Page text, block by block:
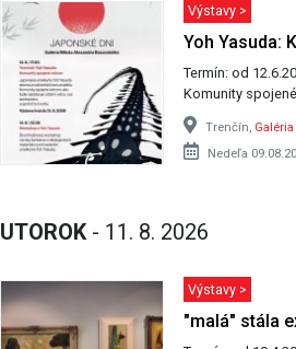
Výstavy >
Yoh Yasuda:
Termín: od 12.6.2026, 17:00
Trenčín,
Nedeľa
UTOROK - 11. 8. 2026
Výstavy >
"malá" stála